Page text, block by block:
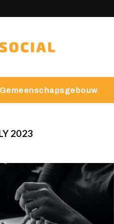
Gemeenschapsgebouw
2023